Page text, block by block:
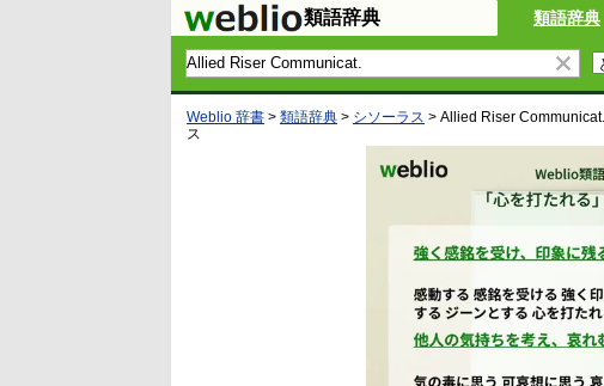
類語辞典 類語辞典
Weblio 辞書 > 類語辞典 > シソーラス > Allied Riser Communicat.
ス